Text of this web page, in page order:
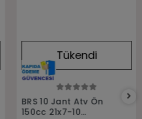
Stokta Yok
Tükendi
BRS 10 Jant Atv Ön
150cc 21x7-10